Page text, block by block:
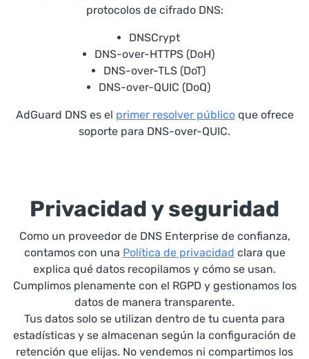
protocolos de cifrado DNS:
DNSCrypt
DNS-over-HTTPS (DoH)
DNS-over-TLS (DoT)
DNS-over-QUIC (DoQ)
AdGuard DNS es el primer resolver públicoque ofrece
soporte para DNS-over-QUIC.
Privacidad y seguridad
Como un proveedor de DNS Enterprise de confianza,
contamos con una Política de privacidad clara que
explica qué datos recopilamos y cómo se usan.
Cumplimos plenamente con el RGPD y gestionamos los
datos de manera transparente.
Tus datos solo se utilizan dentro de tu cuenta para
estadísticas y se almacenan según la configuración de
retención que elijas. No vendemos ni compartimos los